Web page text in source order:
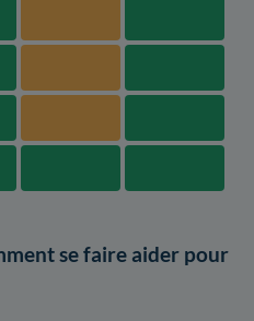
se faire aider pour